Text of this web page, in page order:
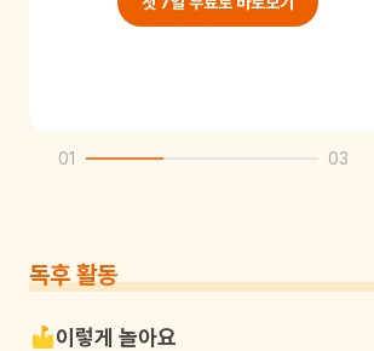
01 03
독후 활동
이렇게 놀아요